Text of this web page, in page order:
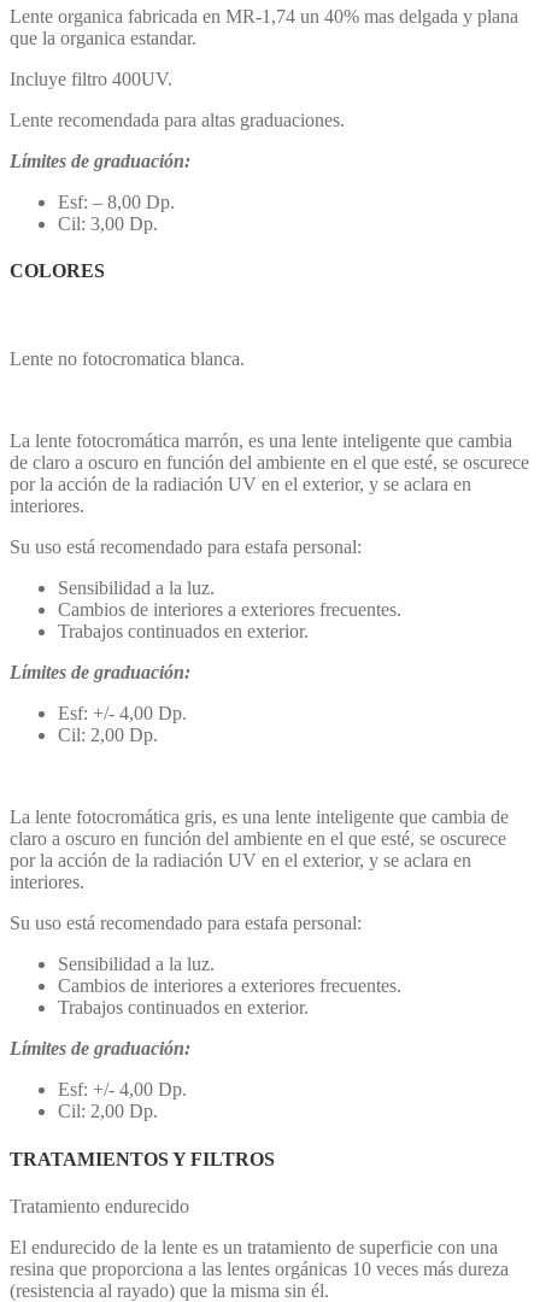
Lente organica fabricada en MR-1,74 un 40% mas delgada y plana
que la organica estandar.
Incluye filtro 400UV.
Lente recomendada para altas graduaciones.
Límites de graduación:
Esf: – 8,00 Dp.
Cil: 3,00 Dp.
COLORES
Lente no fotocromatica blanca.
La lente fotocromática marrón, es una lente inteligente que cambia
de claro a oscuro en función del ambiente en el que esté, se oscurece
por la acción de la radiación UV en el exterior, y se aclara en
interiores.
Su uso está recomendado para estafa personal:
Sensibilidad a la luz.
Cambios de interiores a exteriores frecuentes.
Trabajos continuados en exterior.
Límites de graduación:
Esf: +/- 4,00 Dp.
Cil: 2,00 Dp.
La lente fotocromática gris, es una lente inteligente que cambia de
claro a oscuro en función del ambiente en el que esté, se oscurece
por la acción de la radiación UV en el exterior, y se aclara en
interiores.
Su uso está recomendado para estafa personal:
Sensibilidad a la luz.
Cambios de interiores a exteriores frecuentes.
Trabajos continuados en exterior.
Límites de graduación:
Esf: +/- 4,00 Dp.
Cil: 2,00 Dp.
TRATAMIENTOS Y FILTROS
Tratamiento endurecido
El endurecido de la lente es un tratamiento de superficie con una
resina que proporciona a las lentes orgánicas 10 veces más dureza
(resistencia al rayado) que la misma sin él.